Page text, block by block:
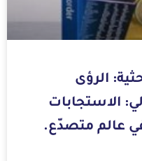
الرؤى
الاستجابات
في عالم متصدّع.